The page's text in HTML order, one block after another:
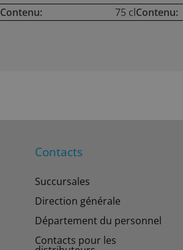
Contenu: 75 clContenu:
Contacts
Succursales
Direction générale
Département du personnel
Contacts pour les